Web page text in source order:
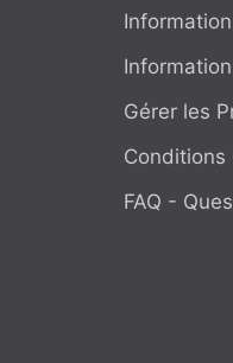
Gérer les
Conditions
FAQ -